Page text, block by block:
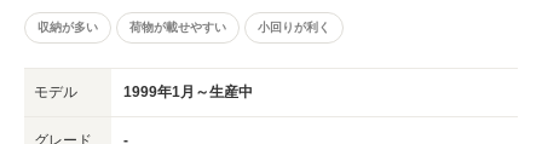
収納が多い 荷物が載せやすい 小回りが利く
モデル 1999年1月～生産中
グレード -